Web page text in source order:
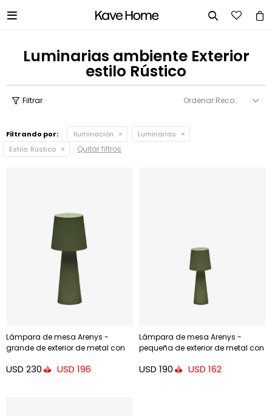
 
Luminarias ambiente Exterior
estilo Rústico
Recomendados
Filtrando por: Iluminación
Luminarias
Estilo: Rústico Quitar filtros
Lámpara de mesa Arenys -
grande de exterior de metal con
USD 230 USD 196
Lámpara de mesa Arenys -
pequeña de exterior de metal con
USD 190 USD 162